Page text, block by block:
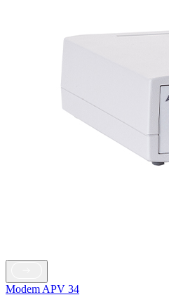
Modem APV 34